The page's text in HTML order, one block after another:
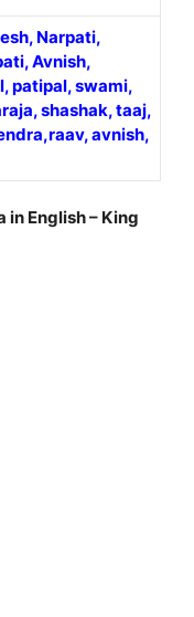
Narpati,
Avnish,
patipal, swami,
shashak, taaj,
avnish,
in English – King